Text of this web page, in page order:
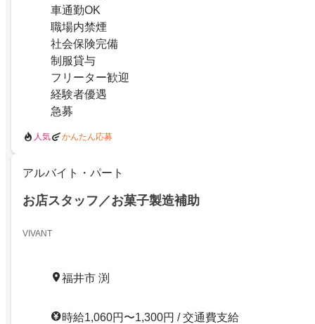
車通勤OK
職場内禁煙
社会保険完備
制服貸与
フリーター歓迎
経験者優遇
急募
人気 かんたん応募
アルバイト・パート
お店スタッフ／お菓子製造補助
VIVANT
福井市 渕
時給1,060円〜1,300円 / 交通費支給